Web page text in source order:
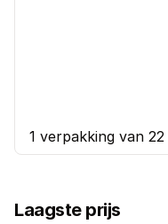
1 verpakking van
Laagste prijs